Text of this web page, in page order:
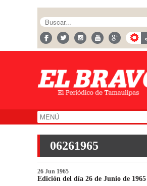
06261965
26 Jun 1965
Edición del día 26 de Junio de 1965